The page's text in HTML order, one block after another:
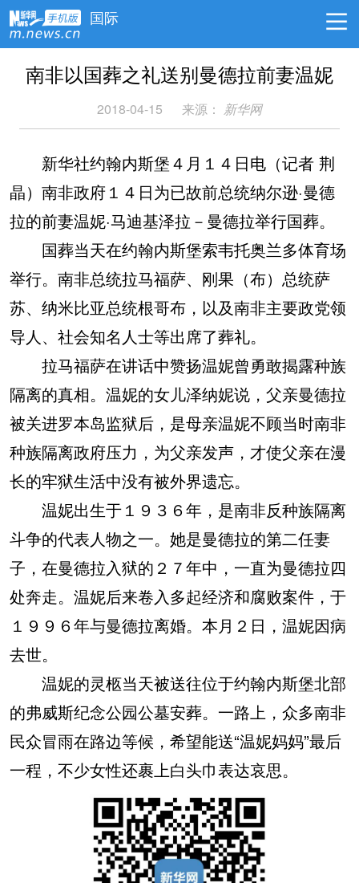
国际
南非以国葬之礼送别曼德拉前妻温妮
2018-04-15 来源： 新华网
新华社约翰内斯堡４月１４日电（记者 荆
晶）南非政府１４日为已故前总统纳尔逊·曼德
拉的前妻温妮·马迪基泽拉－曼德拉举行国葬。
国葬当天在约翰内斯堡索韦托奥兰多体育场
举行。南非总统拉马福萨、刚果（布）总统萨
苏、纳米比亚总统根哥布，以及南非主要政党领
导人、社会知名人士等出席了葬礼。
拉马福萨在讲话中赞扬温妮曾勇敢揭露种族
隔离的真相。温妮的女儿泽纳妮说，父亲曼德拉
被关进罗本岛监狱后，是母亲温妮不顾当时南非
种族隔离政府压力，为父亲发声，才使父亲在漫
长的牢狱生活中没有被外界遗忘。
温妮出生于１９３６年，是南非反种族隔离
斗争的代表人物之一。她是曼德拉的第二任妻
子，在曼德拉入狱的２７年中，一直为曼德拉四
处奔走。温妮后来卷入多起经济和腐败案件，于
１９９６年与曼德拉离婚。本月２日，温妮因病
去世。
温妮的灵柩当天被送往位于约翰内斯堡北部
的弗威斯纪念公园公墓安葬。一路上，众多南非
民众冒雨在路边等候，希望能送“温妮妈妈”最后
一程，不少女性还裹上白头巾表达哀思。